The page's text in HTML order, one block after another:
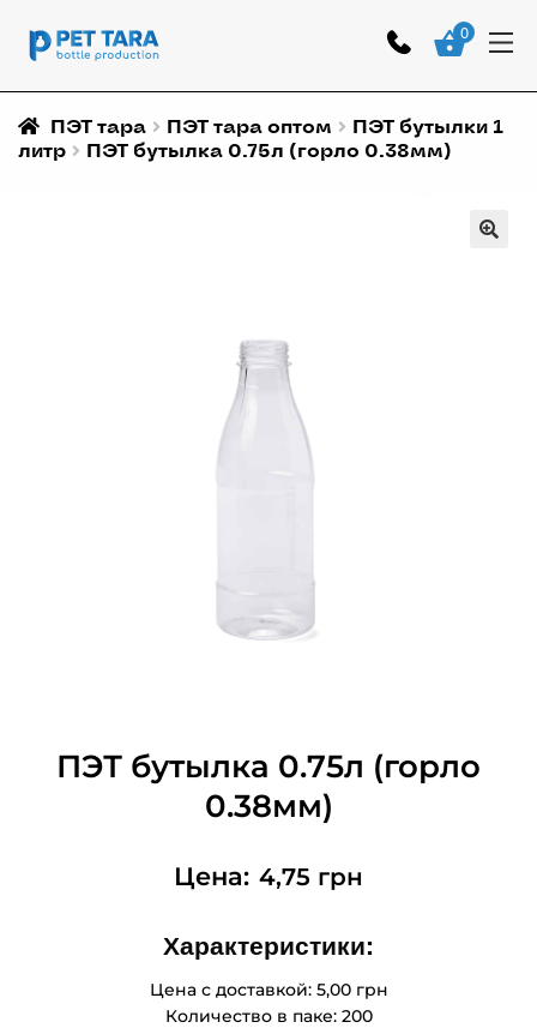
0
ПЭТ тара ПЭТ тара оптом
ПЭТ бутылки 1
литр
ПЭТ бутылка 0.75л (горло 0.38мм)
ПЭТ бутылка 0.75л (горло
0.38мм)
4,75 грн
Характеристики:
Цена с доставкой: 5,00 грн
Количество в паке: 200